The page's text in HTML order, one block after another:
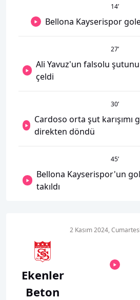
14’
Bellona Kayserispor
27’
Ali Yavuz'un falsolu
çeldi
30’
Cardoso orta şut karışımı
direkten döndü
45’
Bellona Kayserispor'un
takıldı
Ekenler
Beton
2 Kasım 2024,